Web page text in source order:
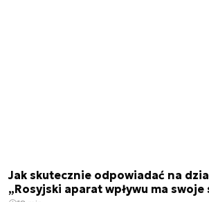
Jak skutecznie odpowiadać na
„Rosyjski aparat wpływu ma swoje